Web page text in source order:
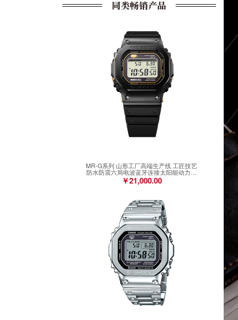
MR-G系列 山形工厂高端生产线 工匠技艺
防水防震六局电波蓝牙连接太阳能动力男
表MRG-B5000R-1DR
￥21,000.00